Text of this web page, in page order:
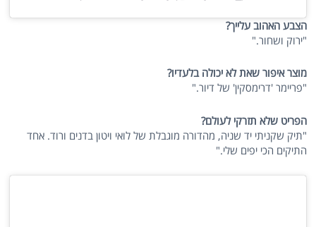
הצבע האהוב עלייך?
"ירוק ושחור."
מוצר איפור שאת לא יכולה בלעדיו?
"פריימר 'דרימסקין' של דיור."
הפריט שלא תזרקי לעולם?
"תיק שקניתי יד שניה, מהדורה מוגבלת של לואי ויטון בדנים ורוד. אחד
התיקים הכי יפים שלי."